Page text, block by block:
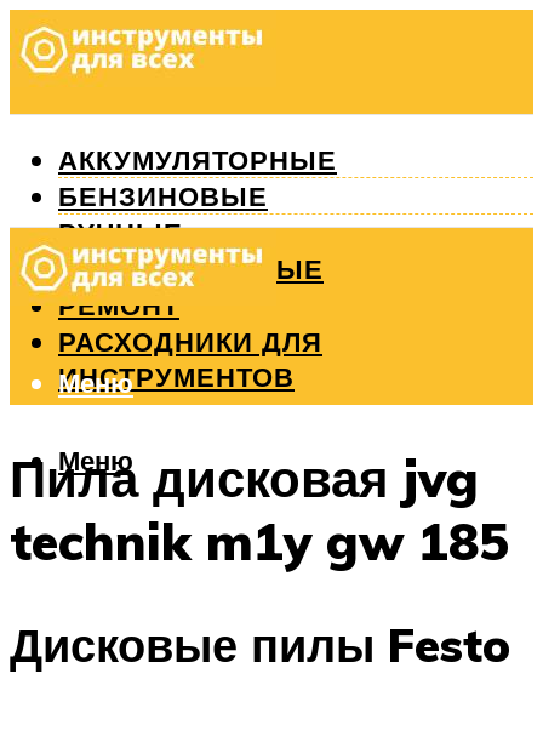
АККУМУЛЯТОРНЫЕ
БЕНЗИНОВЫЕ
РУЧНЫЕ
ИЗМЕРИТЕЛЬНЫЕ
РЕМОНТ
РАСХОДНИКИ ДЛЯ
ИНСТРУМЕНТОВ
Меню
Меню
Пила дисковая jvg
technik m1y gw 185
Дисковые пилы Festo